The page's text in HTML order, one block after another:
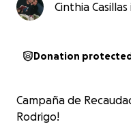
Cinthia
Donation protected
Campaña de
Rodrigo!